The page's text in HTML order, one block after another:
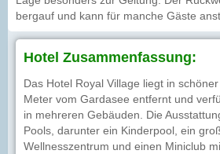
bergauf und kann für manche Gäste
Hotel Zusammenfassung:
Das Hotel Royal Village liegt in
Meter vom Gardasee entfernt und
in mehreren Gebäuden. Die
Pools, darunter ein Kinderpool, ein
Wellnesszentrum und einen Miniclub